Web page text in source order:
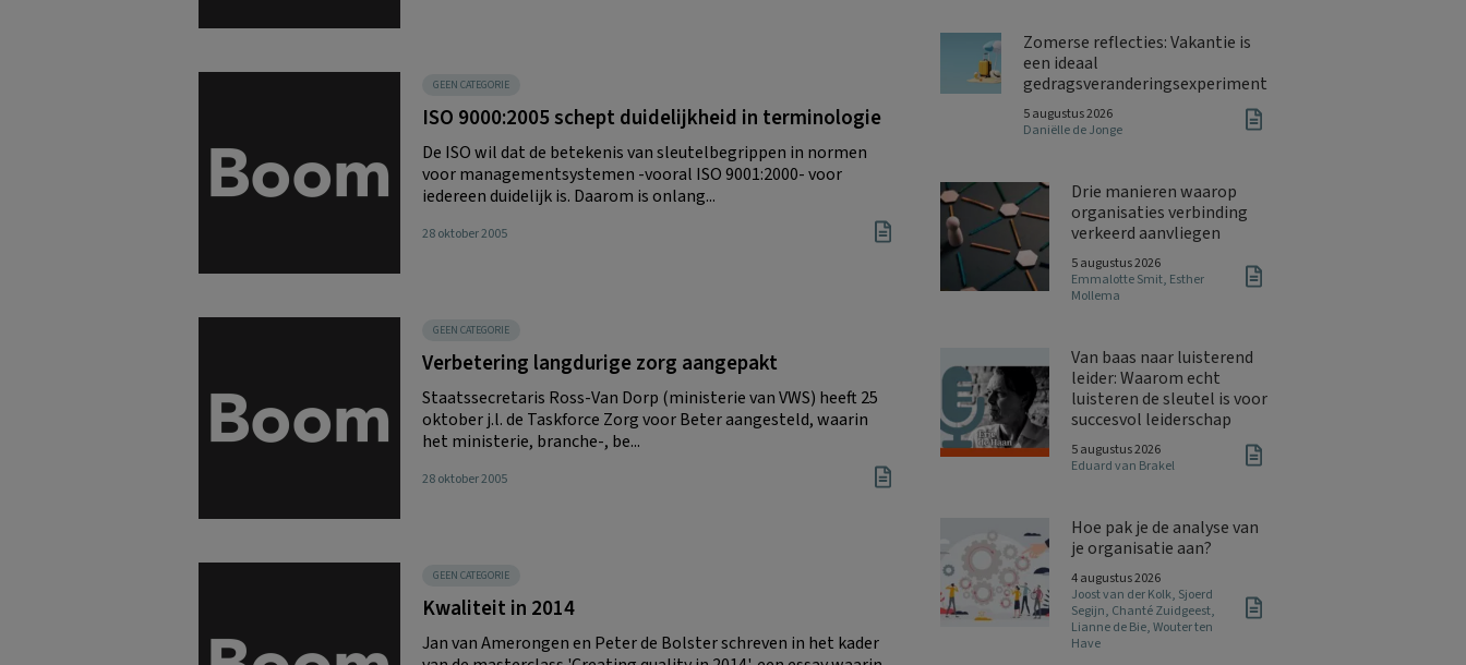
GEEN CATEGORIE
ISO 9000:2005 schept duidelijkheid in terminologie
De ISO wil dat de betekenis van sleutelbegrippen in normen
voor managementsystemen -vooral ISO 9001:2000- voor
iedereen duidelijk is. Daarom is onlang...
28 oktober 2005
GEEN CATEGORIE
Verbetering langdurige zorg aangepakt
Staatssecretaris Ross-Van Dorp (ministerie van VWS) heeft 25
oktober j.l. de Taskforce Zorg voor Beter aangesteld, waarin
het ministerie, branche-, be...
28 oktober 2005
GEEN CATEGORIE
Kwaliteit in 2014
Jan van Amerongen en Peter de Bolster schreven in het kader
Zomerse reflecties: Vakantie is
een ideaal
gedragsveranderingsexperiment
5 augustus 2026
Daniëlle de Jonge
Drie manieren waarop
organisaties verbinding
verkeerd aanvliegen
5 augustus 2026
Emmalotte Smit, Esther
Mollema
Van baas naar luisterend
leider: Waarom echt
luisteren de sleutel is voor
succesvol leiderschap
5 augustus 2026
Eduard van Brakel
Hoe pak je de analyse van
je organisatie aan?
4 augustus 2026
Joost van der Kolk, Sjoerd
Segijn, Chanté Zuidgeest,
Lianne de Bie,Wouter ten
Have